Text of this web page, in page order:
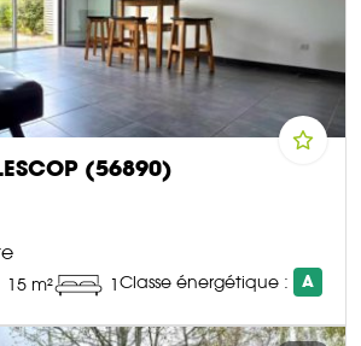
(56890)
15 m² 1Classe énergétique : A